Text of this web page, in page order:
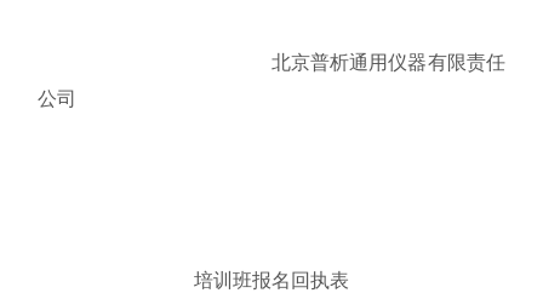
北京普析通用仪器有限责任
公司
培训班报名回执表